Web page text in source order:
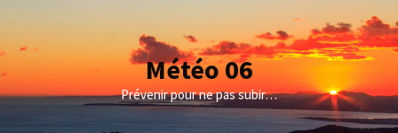
contenu
Météo 06
Prévenir pour ne pas subir…